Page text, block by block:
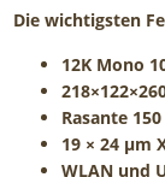
Die wichtigsten
12K Mono
Rasante
19 × 24 µm
WLAN und
Anker
Gen2 🔋